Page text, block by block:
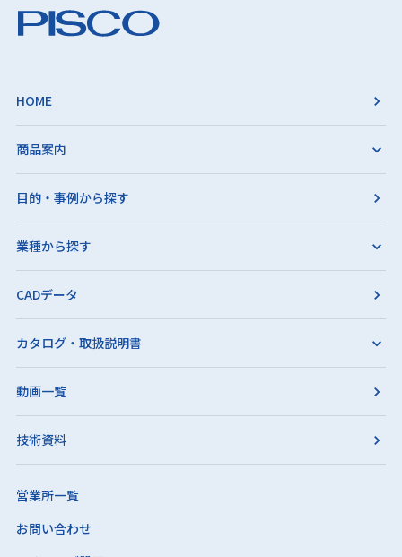
HOME
商品案内
目的・事例から探す
業種から探す
CADデータ
カタログ・取扱説明書
動画一覧
技術資料
営業所一覧
お問い合わせ